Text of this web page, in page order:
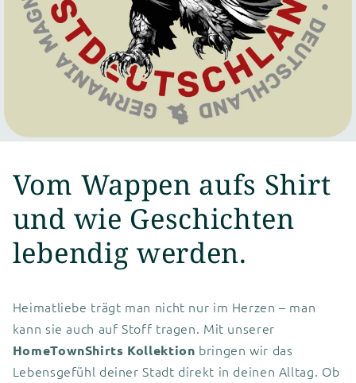
Vom Wappen aufs Shirt
und wie Geschichten
lebendig werden.
Heimatliebe trägt man nicht nur im Herzen – man
kann sie auch auf Stoff tragen. Mit unserer
HomeTownShirts Kollektion bringen wir das
Lebensgefühl deiner Stadt direkt in deinen Alltag. Ob